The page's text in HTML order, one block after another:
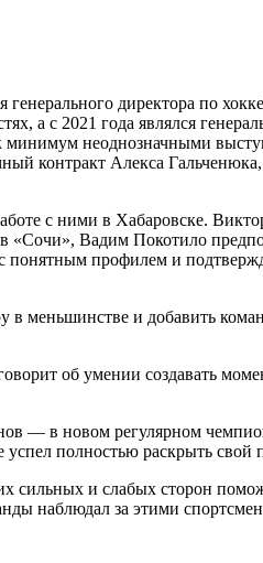
директора по
а с 2021 года являлся
минимум неоднозначными
контракт Алекса Гальченюка,
с ними в Хабаровске.
«Сочи», Вадим Покотило
профилем и
меньшинстве и добавить
об умении создавать
— в новом регулярном
полностью раскрыть свой
сильных и слабых сторон
наблюдал за этими